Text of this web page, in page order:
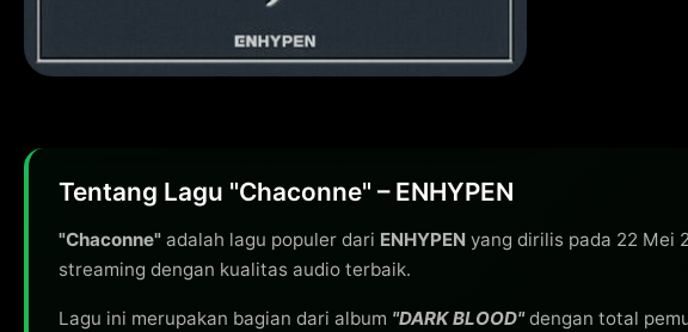
Tentang Lagu "Chaconne" – ENHYPEN
"Chaconne" adalah lagu populer dari ENHYPEN yang dirilis pada 22 Mei
streaming dengan kualitas audio terbaik.
Lagu ini merupakan bagian dari album "DARK BLOOD"dengan total